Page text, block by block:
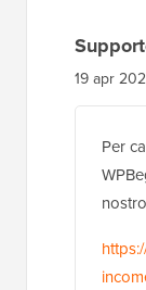
19 apr
Per